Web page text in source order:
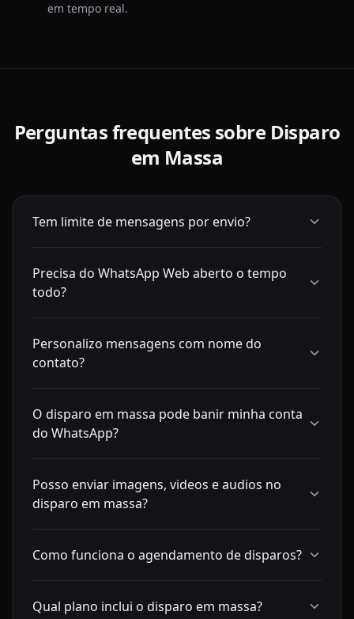
em tempo real.
Perguntas frequentes sobre Disparo
em Massa
Tem limite de mensagens por envio?
Precisa do WhatsApp Web aberto o tempo
todo?
Personalizo mensagens com nome do
contato?
O disparo em massa pode banir minha conta
do WhatsApp?
Posso enviar imagens, videos e audios no
disparo em massa?
Como funciona o agendamento de disparos?
Qual plano inclui o disparo em massa?